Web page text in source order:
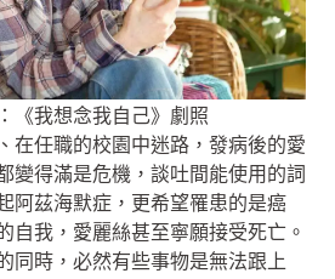
《我想念我自己》劇照
在任職的校園中迷路，發病後的愛
變得滿是危機，談吐間能使用的詞
阿茲海默症，更希望罹患的是癌
自我，愛麗絲甚至寧願接受死亡。
同時，必然有些事物是無法跟上